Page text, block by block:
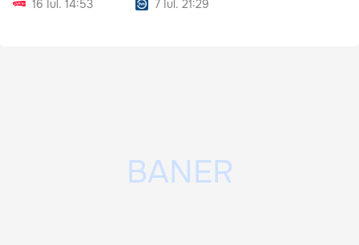
16 Iul. 14:53
7 Iul. 21:29